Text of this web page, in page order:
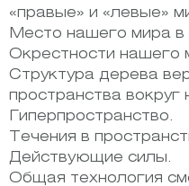
«правые» и «левые»
Место нашего мира в
Окрестности нашего
Структура дерева
пространства вокруг
Гиперпространство.
Течения в
Действующие силы.
Общая технология